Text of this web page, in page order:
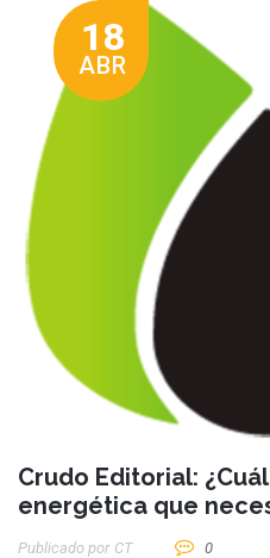
18
ABR
Crudo Editorial:
energética que
Publicado por CT 0